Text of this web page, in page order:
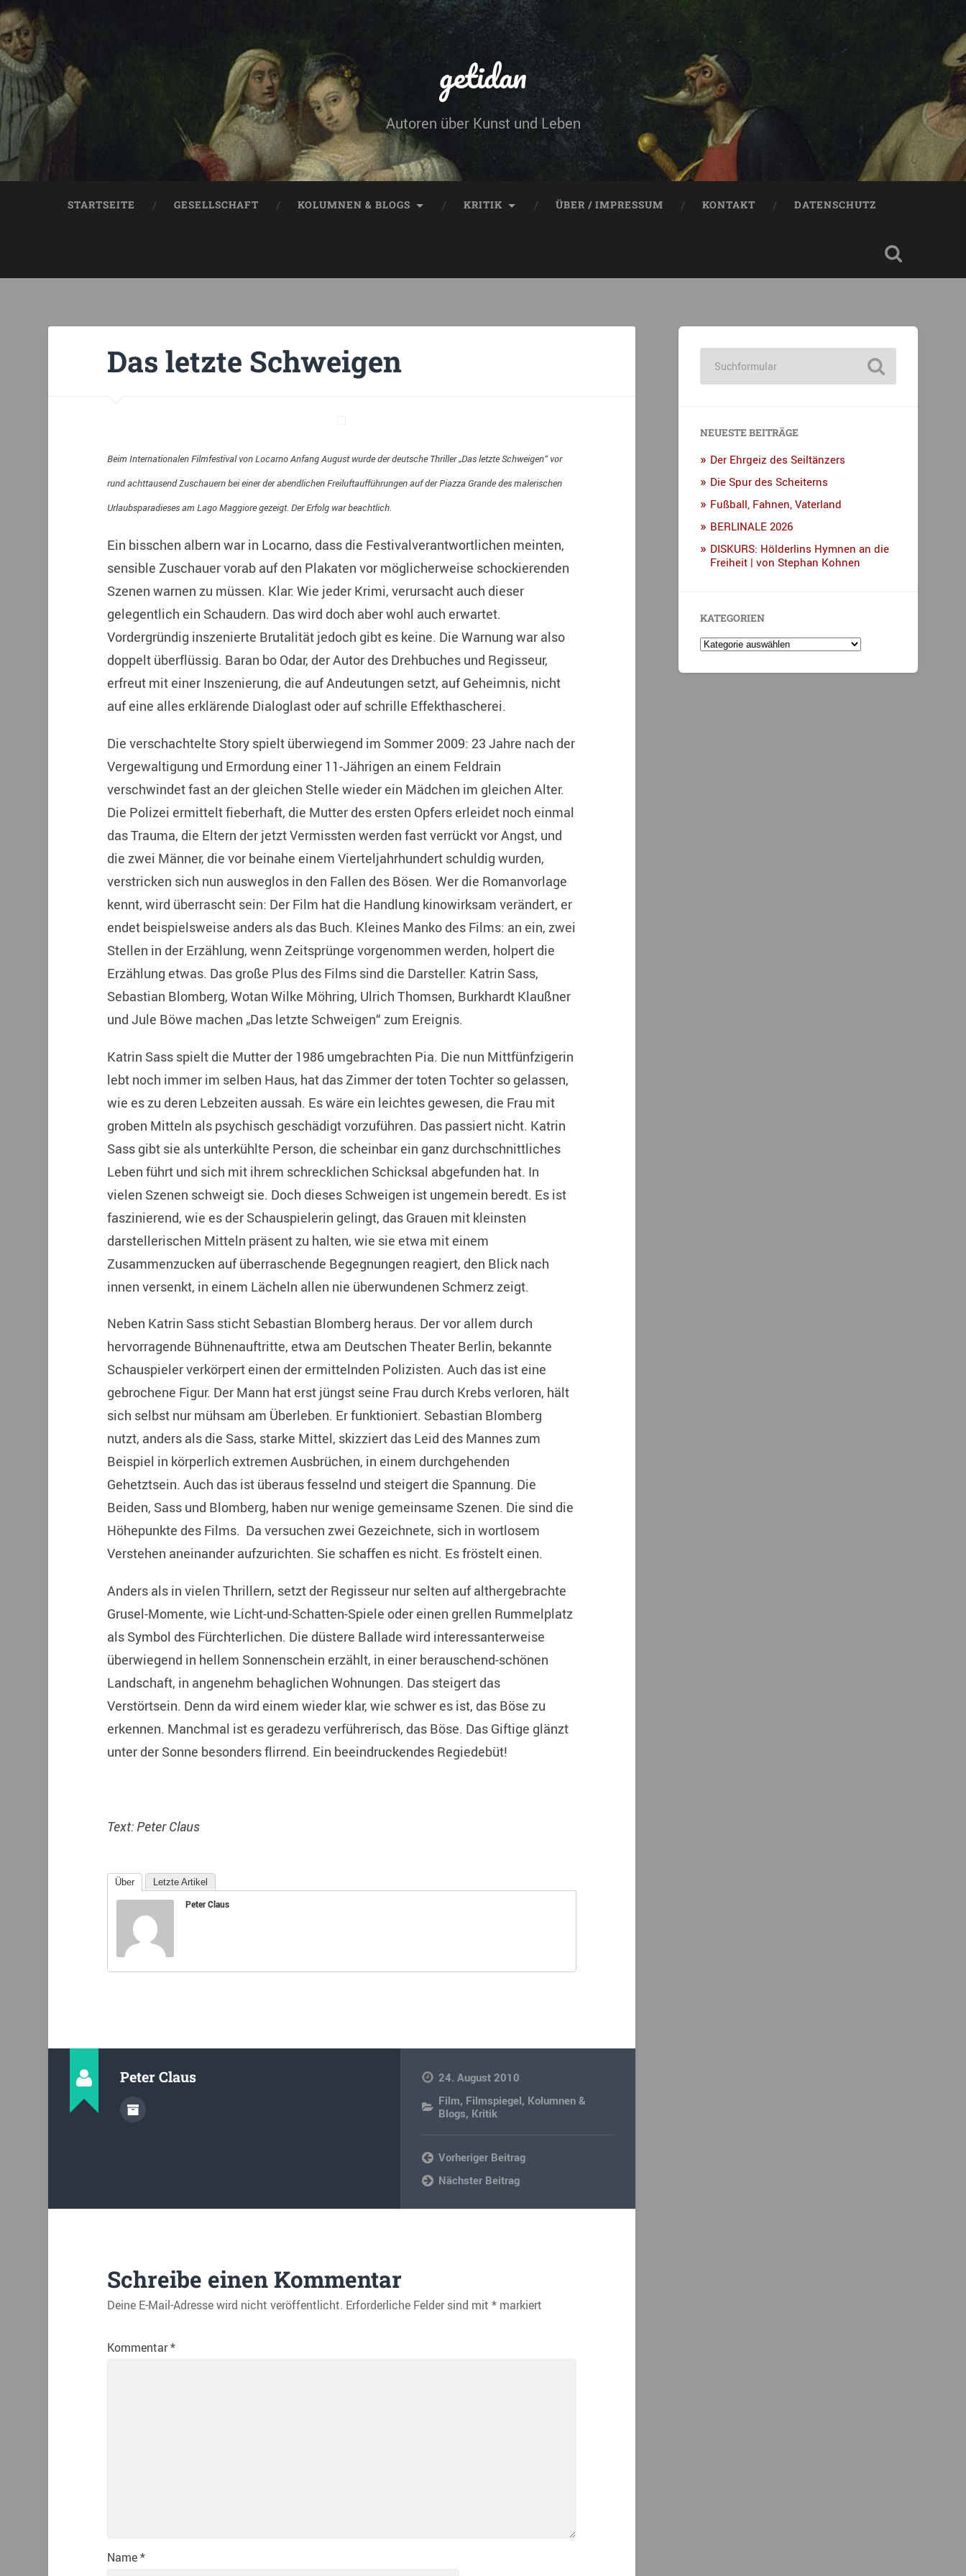
getidan
Autoren über Kunst und Leben
STARTSEITE GESELLSCHAFT KOLUMNEN & BLOGS KRITIK ÜBER / IMPRESSUM KONTAKT DATENSCHUTZ
Das letzte Schweigen
Beim Internationalen Filmfestival von Locarno Anfang August wurde der deutsche Thriller „Das letzte Schweigen“ vor
rund achttausend Zuschauern bei einer der abendlichen Freiluftaufführungen auf der Piazza Grande des malerischen
Urlaubsparadieses am Lago Maggiore gezeigt. Der Erfolg war beachtlich.
Ein bisschen albern war in Locarno, dass die Festivalverantwortlichen meinten,
sensible Zuschauer vorab auf den Plakaten vor möglicherweise schockierenden
Szenen warnen zu müssen. Klar: Wie jeder Krimi, verursacht auch dieser
gelegentlich ein Schaudern. Das wird doch aber wohl auch erwartet.
Vordergründig inszenierte Brutalität jedoch gibt es keine. Die Warnung war also
doppelt überflüssig. Baran bo Odar, der Autor des Drehbuches und Regisseur,
erfreut mit einer Inszenierung, die auf Andeutungen setzt, auf Geheimnis, nicht
auf eine alles erklärende Dialoglast oder auf schrille Effekthascherei.
Die verschachtelte Story spielt überwiegend im Sommer 2009: 23 Jahre nach der
Vergewaltigung und Ermordung einer 11-Jährigen an einem Feldrain
verschwindet fast an der gleichen Stelle wieder ein Mädchen im gleichen Alter.
Die Polizei ermittelt fieberhaft, die Mutter des ersten Opfers erleidet noch einmal
das Trauma, die Eltern der jetzt Vermissten werden fast verrückt vor Angst, und
die zwei Männer, die vor beinahe einem Vierteljahrhundert schuldig wurden,
verstricken sich nun ausweglos in den Fallen des Bösen. Wer die Romanvorlage
kennt, wird überrascht sein: Der Film hat die Handlung kinowirksam verändert, er
endet beispielsweise anders als das Buch. Kleines Manko des Films: an ein, zwei
Stellen in der Erzählung, wenn Zeitsprünge vorgenommen werden, holpert die
Erzählung etwas. Das große Plus des Films sind die Darsteller: Katrin Sass,
Sebastian Blomberg, Wotan Wilke Möhring, Ulrich Thomsen, Burkhardt Klaußner
und Jule Böwe machen „Das letzte Schweigen“ zum Ereignis.
Katrin Sass spielt die Mutter der 1986 umgebrachten Pia. Die nun Mittfünfzigerin
lebt noch immer im selben Haus, hat das Zimmer der toten Tochter so gelassen,
wie es zu deren Lebzeiten aussah. Es wäre ein leichtes gewesen, die Frau mit
groben Mitteln als psychisch geschädigt vorzuführen. Das passiert nicht. Katrin
Sass gibt sie als unterkühlte Person, die scheinbar ein ganz durchschnittliches
Leben führt und sich mit ihrem schrecklichen Schicksal abgefunden hat. In
vielen Szenen schweigt sie. Doch dieses Schweigen ist ungemein beredt. Es ist
faszinierend, wie es der Schauspielerin gelingt, das Grauen mit kleinsten
darstellerischen Mitteln präsent zu halten, wie sie etwa mit einem
Zusammenzucken auf überraschende Begegnungen reagiert, den Blick nach
innen versenkt, in einem Lächeln allen nie überwundenen Schmerz zeigt.
Neben Katrin Sass sticht Sebastian Blomberg heraus. Der vor allem durch
hervorragende Bühnenauftritte, etwa am Deutschen Theater Berlin, bekannte
Schauspieler verkörpert einen der ermittelnden Polizisten. Auch das ist eine
gebrochene Figur. Der Mann hat erst jüngst seine Frau durch Krebs verloren, hält
sich selbst nur mühsam am Überleben. Er funktioniert. Sebastian Blomberg
nutzt, anders als die Sass, starke Mittel, skizziert das Leid des Mannes zum
Beispiel in körperlich extremen Ausbrüchen, in einem durchgehenden
Gehetztsein. Auch das ist überaus fesselnd und steigert die Spannung. Die
Beiden, Sass und Blomberg, haben nur wenige gemeinsame Szenen. Die sind die
Höhepunkte des Films. Da versuchen zwei Gezeichnete, sich in wortlosem
Verstehen aneinander aufzurichten. Sie schaffen es nicht. Es fröstelt einen.
Anders als in vielen Thrillern, setzt der Regisseur nur selten auf althergebrachte
Grusel-Momente, wie Licht-und-Schatten-Spiele oder einen grellen Rummelplatz
als Symbol des Fürchterlichen. Die düstere Ballade wird interessanterweise
überwiegend in hellem Sonnenschein erzählt, in einer berauschend-schönen
Landschaft, in angenehm behaglichen Wohnungen. Das steigert das
Verstörtsein. Denn da wird einem wieder klar, wie schwer es ist, das Böse zu
erkennen. Manchmal ist es geradezu verführerisch, das Böse. Das Giftige glänzt
unter der Sonne besonders flirrend. Ein beeindruckendes Regiedebüt!
Text: Peter Claus
Über Letzte Artikel
Peter Claus
Peter Claus
24. August 2010
Film, Filmspiegel, Kolumnen &
Blogs, Kritik
Vorheriger Beitrag
Nächster Beitrag
Schreibe einen Kommentar
Deine E-Mail-Adresse wird nicht veröffentlicht. Erforderliche Felder sind mit *markiert
Kommentar*
Name*
NEUESTE BEITRÄGE
Der Ehrgeiz des Seiltänzers
Die Spur des Scheiterns
Fußball, Fahnen, Vaterland
BERLINALE 2026
DISKURS: Hölderlins Hymnen an die
Freiheit | von Stephan Kohnen
KATEGORIEN